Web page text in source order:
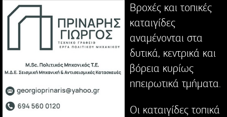
Βροχές και τοπικές
καταιγίδες
αναμένονται στα
δυτικά, κεντρικά και
βόρεια κυρίως
ηπειρωτικά τμήματα.
Οι καταιγίδες τοπικά